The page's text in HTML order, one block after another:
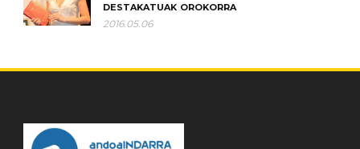
DESTAKATUAK OROKORRA
2016.05.06